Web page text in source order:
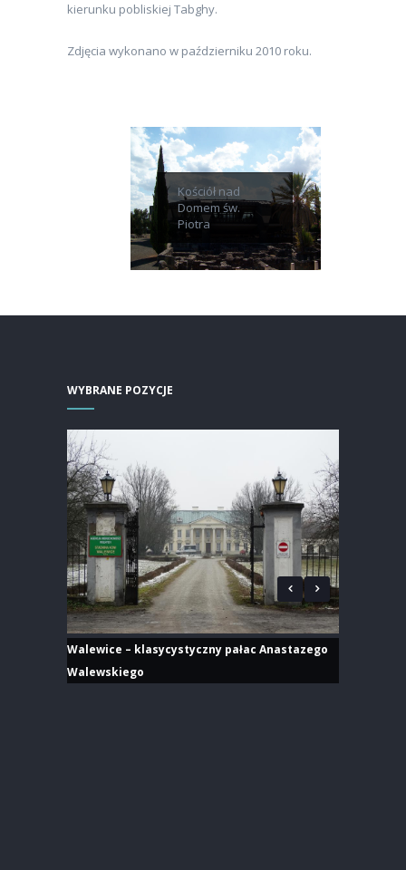
kierunku pobliskiej Tabghy.
Zdjęcia wykonano w październiku 2010 roku.
Kościół nad
Domem św.
Piotra
WYBRANE POZYCJE
Walewice – klasycystyczny pałac Anastazego
Walewskiego